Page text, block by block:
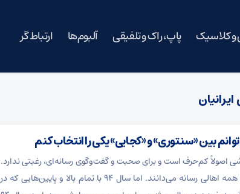
و کلاسیک پاپ، راک و تلفیقی آلبوم‌ها ارتباط گر
بین «سنتوری» و «کجایی» یکی را انتخاب کنم
کم‌حرف است و برای صحبت و گفت‌وگوی رسانه‌ای، رغبتی ندارد.
این را تقریباً همه اهالی رسانه می‌دانند. اما سال ۹۴ با تمام بالا و پایین‌هایی که در